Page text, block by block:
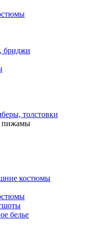
бриджи
толстовки
пижамы
костюмы
белье